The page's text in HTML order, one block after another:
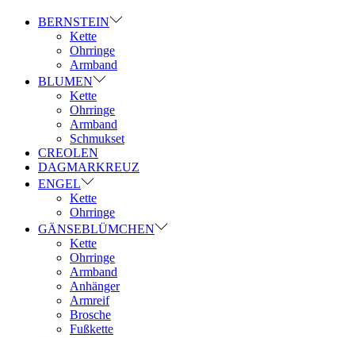
BERNSTEIN
Kette
Ohrringe
Armband
BLUMEN
Kette
Ohrringe
Armband
Schmukset
CREOLEN
DAGMARKREUZ
ENGEL
Kette
Ohrringe
GÄNSEBLÜMCHEN
Kette
Ohrringe
Armband
Anhänger
Armreif
Brosche
Fußkette